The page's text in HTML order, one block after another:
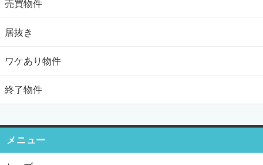
売買物件
居抜き
ワケあり物件
終了物件
メニュー